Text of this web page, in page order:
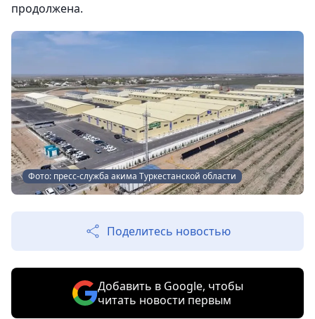
продолжена.
Фото: пресс-служба акима Туркестанской области
Поделитесь новостью
Добавить в Google, чтобы
читать новости первым